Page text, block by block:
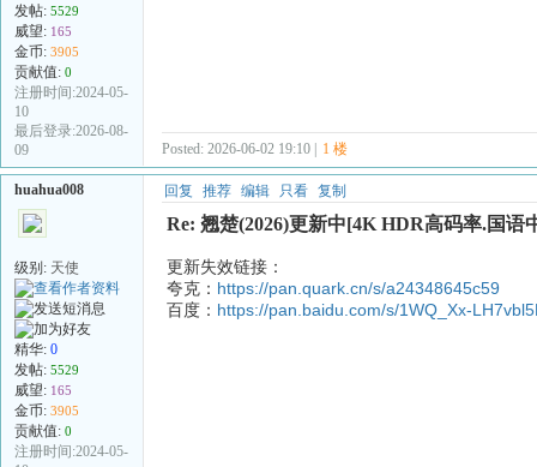
发帖: 5529
威望: 165
金币: 3905
贡献值: 0
注册时间:2024-05-
10
最后登录:2026-08-
09
Posted: 2026-06-02 19:10 | 1 楼
huahua008
级别: 天使
精华: 0
发帖: 5529
威望: 165
金币: 3905
贡献值: 0
注册时间:2024-05-
回复 推荐 编辑 只看 复制
Re: 翘楚(2026)更新中[4K HDR高码率.国语
更新失效链接：
夸克： https://pan.quark.cn/s/a24348645c59
百度： https://pan.baidu.com/s/1WQ_Xx-